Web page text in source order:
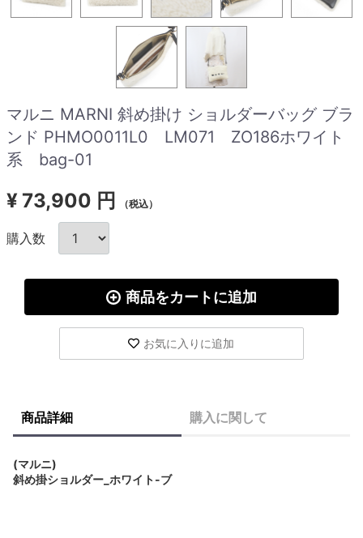
マルニ MARNI 斜め掛け ショルダーバッグ ブラ
ンド PHMO0011L0 LM071 ZO186ホワイト
系 bag-01
¥ 73,900 円 （税込）
購入数
商品をカートに追加
お気に入りに追加
商品詳細 購入に関して
(マルニ)
斜め掛ショルダー_ホワイト-ブ